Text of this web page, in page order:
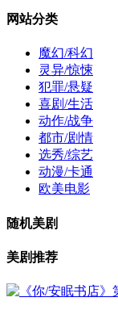
网站分类
魔幻/科幻
灵异/惊悚
犯罪/悬疑
喜剧/生活
动作/战争
都市/剧情
选秀/综艺
动漫/卡通
欧美电影
随机美剧
美剧推荐